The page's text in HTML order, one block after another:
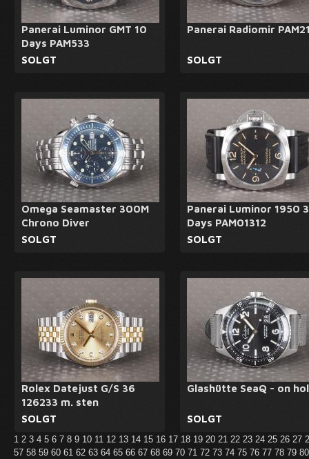
Panerai Luminor GMT 10
Days PAM533
SOLGT
Panerai Radiomir
SOLGT
Omega Seamaster 300M
Chrono Diver
SOLGT
Panerai Luminor 1950 3
Days PAM01312
SOLGT
Rolex Datejust G/S 36
126233 m. sten
SOLGT
Glashütte SeaQ - on
SOLGT
1 2 3 4 5 6 7 8 9 10 11 12 13 14 15 16 17 18 19 20 21 22 23 24 25 26 27
57 58 59 60 61 62 63 64 65 66 67 68 69 70 71 72 73 74 75 76 77 78 79